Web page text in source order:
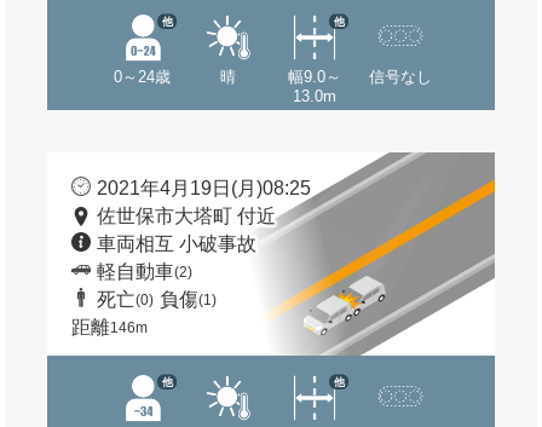
0～24歳
他
晴
幅9.0～
13.0m
他
信号なし
2021年4月19日(月)08:25
佐世保市大塔町 付近
車両相互 小破事故
軽自動車(2)
死亡(0) 負傷(1)
距離146m
他 他